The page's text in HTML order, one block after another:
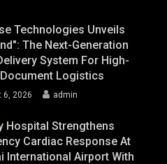
Technologies Unveils
The Next-Generation
System For High-
Logistics
6, 2026 admin
Hospital Strengthens
Cardiac Response At
International Airport With